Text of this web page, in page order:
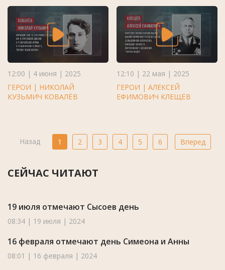
12:00 | 4 июня | 2025
ГЕРОИ | НИКОЛАЙ
КУЗЬМИЧ КОВАЛЁВ
12:10 | 22 мая | 2025
ГЕРОИ | АЛЕКСЕЙ
ЕФИМОВИЧ КЛЕЩЁВ
Назад 1 2 3 4 5 6 Вперед
СЕЙЧАС ЧИТАЮТ
19 июля отмечают Сысоев день
08:34 | 19 июля | 2024
16 февраля отмечают день Симеона и Анны
08:01 | 16 февраля | 2024